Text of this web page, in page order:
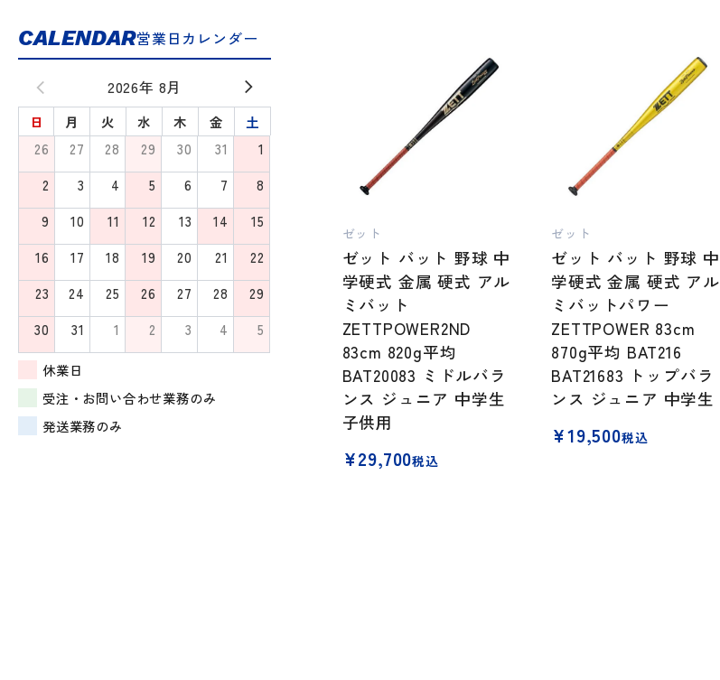
CALENDAR営業日カレンダー
2026年 8月
日 月 火 水 木 金
土
26
27 28 29 30 31
1
2
3 4 5 6 7
8
9
10 11 12 13 14
15
16
17 18 19 20 21
22
23
24 25 26 27 28
29
30
31 1 2 3 4 5
休業日
受注・お問い合わせ業務のみ
発送業務のみ
ゼット
ゼット バット 野球 中
学硬式 金属 硬式 アル
ミバット
ZETTPOWER2ND
83cm 820g平均
BAT20083 ミドルバラ
ンス ジュニア 中学生
子供用
¥29,700税込
ゼット
ゼット バット 野球 中
学硬式 金属 硬式 アル
ミバットパワー
ZETTPOWER 83cm
870g平均 BAT216
BAT21683 トップバラ
ンス ジュニア 中学生
¥19,500税込